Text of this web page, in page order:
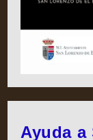
Ayuda a